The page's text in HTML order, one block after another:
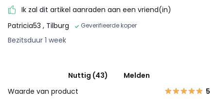
Ik zal dit artikel aanraden aan een vriend(in)
Patricia53 , Tilburg Geverifieerde koper
Bezitsduur 1 week
Nuttig (43)
Melden
Waarde van product
5